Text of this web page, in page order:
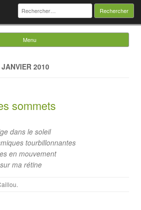
Rechercher :
Menu
2010
sommets
dans le soleil
tourbillonnantes
en mouvement
ma rétine
.